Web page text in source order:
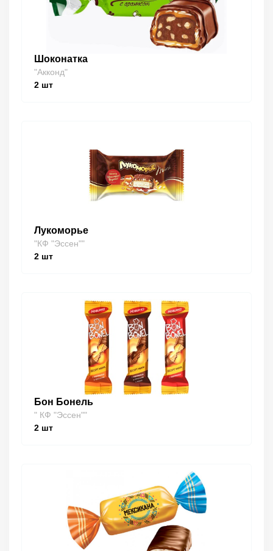
Шоконатка
"Акконд"
2 шт
Лукоморье
"КФ "Эссен""
2 шт
Бон Бонель
" КФ "Эссен""
2 шт